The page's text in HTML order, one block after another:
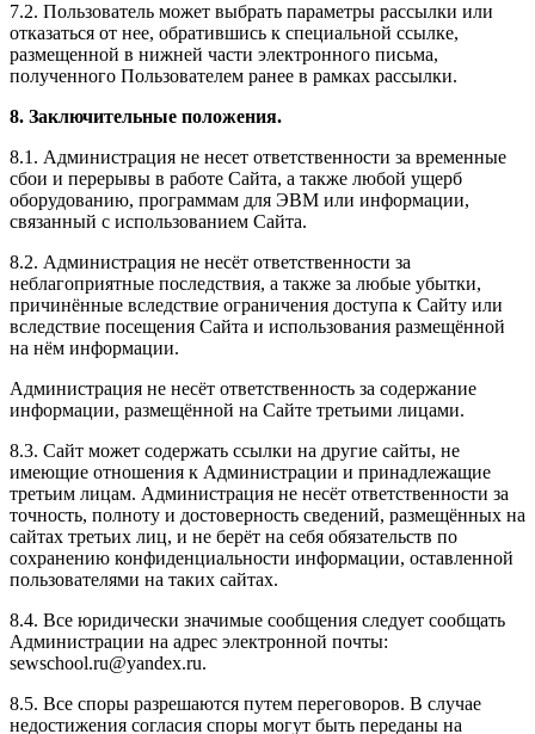
7.2. Пользователь может выбрать параметры рассылки или
отказаться от нее, обратившись к специальной ссылке,
размещенной в нижней части электронного письма,
полученного Пользователем ранее в рамках рассылки.
8. Заключительные положения.
8.1. Администрация не несет ответственности за временные
сбои и перерывы в работе Сайта, а также любой ущерб
оборудованию, программам для ЭВМ или информации,
связанный с использованием Сайта.
8.2. Администрация не несёт ответственности за
неблагоприятные последствия, а также за любые убытки,
причинённые вследствие ограничения доступа к Сайту или
вследствие посещения Сайта и использования размещённой
на нём информации.
Администрация не несёт ответственность за содержание
информации, размещённой на Сайте третьими лицами.
8.3. Сайт может содержать ссылки на другие сайты, не
имеющие отношения к Администрации и принадлежащие
третьим лицам. Администрация не несёт ответственности за
точность, полноту и достоверность сведений, размещённых на
сайтах третьих лиц, и не берёт на себя обязательств по
сохранению конфиденциальности информации, оставленной
пользователями на таких сайтах.
8.4. Все юридически значимые сообщения следует сообщать
Администрации на адрес электронной почты:
sewschool.ru@yandex.ru.
8.5. Все споры разрешаются путем переговоров. В случае
недостижения согласия споры могут быть переданы на